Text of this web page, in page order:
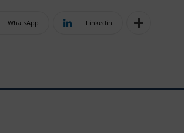
WhatsApp Linkedin